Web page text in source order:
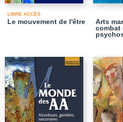
LIBRE ACCÈS
Le mouvement de l'être
Arts
combat